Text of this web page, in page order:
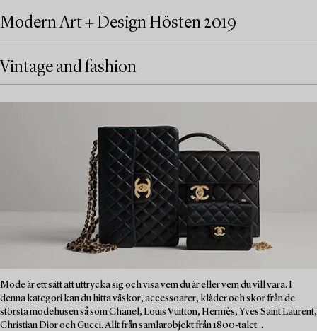
Modern Art + Design Hösten 2019
Vintage and fashion
Mode är ett sätt att uttrycka sig och visa vem du är eller vem du vill vara. I
denna kategori kan du hitta väskor, accessoarer, kläder och skor från de
största modehusen så som Chanel, Louis Vuitton, Hermès, Yves Saint Laurent,
Christian Dior och Gucci. Allt från samlarobjekt från 1800-talet...